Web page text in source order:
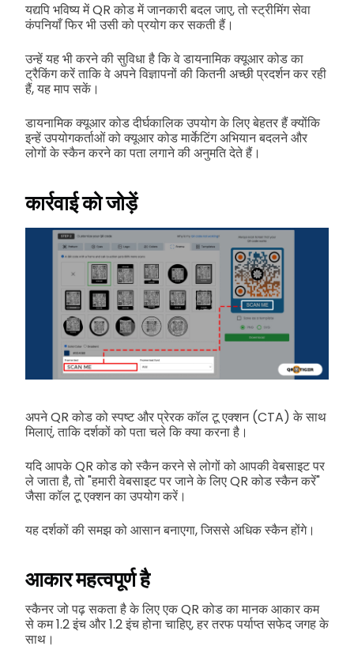
यद्यपि भविष्य में QR कोड में जानकारी बदल जाए, तो स्ट्रीमिंग सेवा
कंपनियाँ फिर भी उसी को प्रयोग कर सकती हैं।
उन्हें यह भी करने की सुविधा है कि वे डायनामिक क्यूआर कोड का
ट्रैकिंग करें ताकि वे अपने विज्ञापनों की कितनी अच्छी प्रदर्शन कर रही
हैं, यह माप सकें।
डायनामिक क्यूआर कोड दीर्घकालिक उपयोग के लिए बेहतर हैं क्योंकि
इन्हें उपयोगकर्ताओं को क्यूआर कोड मार्केटिंग अभियान बदलने और
लोगों के स्कैन करने का पता लगाने की अनुमति देते हैं।
कार्रवाई को जोड़ें
अपने QR कोड को स्पष्ट और प्रेरक कॉल टू एक्शन (CTA) के साथ
मिलाएं, ताकि दर्शकों को पता चले कि क्या करना है।
यदि आपके QR कोड को स्कैन करने से लोगों को आपकी वेबसाइट पर
ले जाता है, तो "हमारी वेबसाइट पर जाने के लिए QR कोड स्कैन करें"
जैसा कॉल टू एक्शन का उपयोग करें।
यह दर्शकों की समझ को आसान बनाएगा, जिससे अधिक स्कैन होंगे।
आकार महत्वपूर्ण है
स्कैनर जो पढ़ सकता है के लिए एक QR कोड का मानक आकार कम
से कम 1.2 इंच और 1.2 इंच होना चाहिए, हर तरफ पर्याप्त सफेद जगह के
साथ।